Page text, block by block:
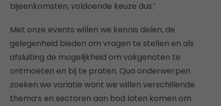
bijeenkomsten, voldoende keuze dus.’
Met onze events willen we kennis delen, de
gelegenheid bieden om vragen te stellen en als
afsluiting de mogelijkheid om vakgenoten te
ontmoeten en bij te praten. Qua onderwerpen
zoeken we variatie want we willen verschillende
thema’s en sectoren aan bod laten komen om